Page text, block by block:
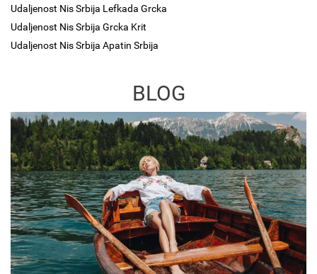
Udaljenost Nis Srbija Lefkada Grcka
Udaljenost Nis Srbija Grcka Krit
Udaljenost Nis Srbija Apatin Srbija
BLOG